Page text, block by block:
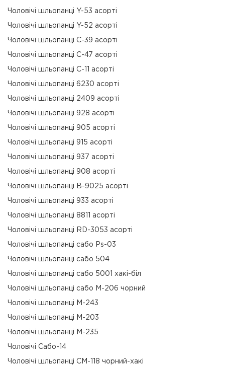
Чоловічі шльопанці Y-53 асорті
Чоловічі шльопанці Y-52 асорті
Чоловічі шльопанці C-39 асорті
Чоловічі шльопанці C-47 асорті
Чоловічі шльопанці C-11 асорті
Чоловічі шльопанці 6230 асорті
Чоловічі шльопанці 2409 асорті
Чоловічі шльопанці 928 асорті
Чоловічі шльопанці 905 асорті
Чоловічі шльопанці 915 асорті
Чоловічі шльопанці 937 асорті
Чоловічі шльопанці 908 асорті
Чоловічі шльопанці В-9025 асорті
Чоловічі шльопанці 933 асорті
Чоловічі шльопанці 8811 асорті
Чоловічі шльопанці RD-3053 асорті
Чоловічі шльопанці сабо Ps-03
Чоловічі шльопанці сабо 504
Чоловічі шльопанці сабо 5001 хакі-біл
Чоловічі шльопанці сабо М-206 чорний
Чоловічі шльопанці М-243
Чоловічі шльопанці М-203
Чоловічі шльопанці М-235
Чоловічі Сабо-14
Чоловічі шльопанці СМ-118 чорний-хакі